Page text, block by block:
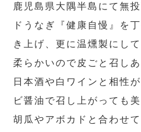
鹿児島県大隅半島にて無
ドうなぎ『健康自慢』を
き上げ、更に温燻製にし
柔らかいので皮ごと召し
日本酒や白ワインと相性
ビ醤油で召し上がっても
胡瓜やアボカドと合わせ